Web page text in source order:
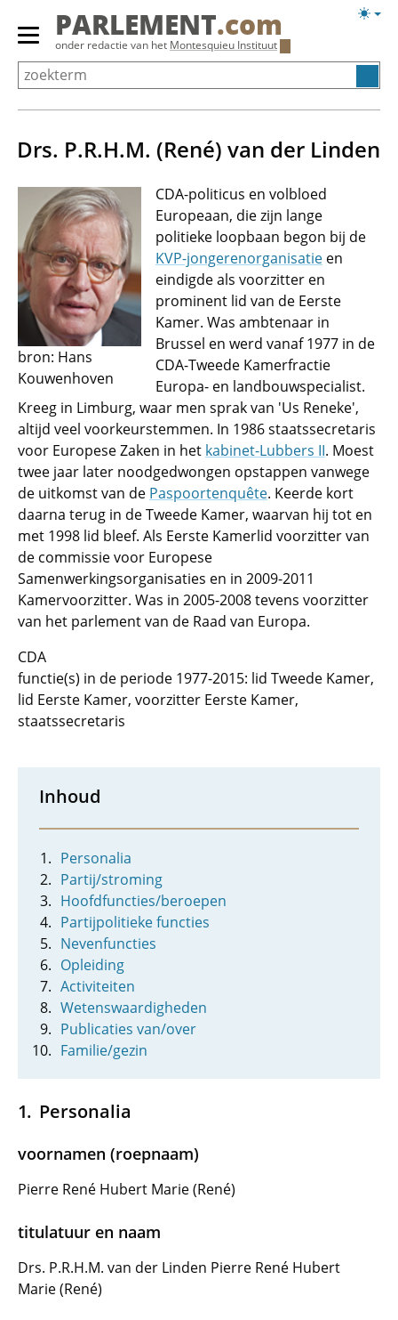
Overslaan
Primair
menu
tonen/verbergen
PARLEMENT.com
onder redactie van het Montesquieu Instituut
Drs. P.R.H.M. (René) van der Linden
bron: Hans
Kouwenhoven
CDA-politicus en volbloed
Europeaan, die zijn lange
politieke loopbaan begon bij de
KVP-jongerenorganisatie en
eindigde als voorzitter en
prominent lid van de Eerste
Kamer. Was ambtenaar in
Brussel en werd vanaf 1977 in de
CDA-Tweede Kamerfractie
Europa- en landbouwspecialist.
Kreeg in Limburg, waar men sprak van 'Us Reneke',
altijd veel voorkeurstemmen. In 1986 staatssecretaris
voor Europese Zaken in het kabinet-Lubbers II. Moest
twee jaar later noodgedwongen opstappen vanwege
de uitkomst van de Paspoortenquête. Keerde kort
daarna terug in de Tweede Kamer, waarvan hij tot en
met 1998 lid bleef. Als Eerste Kamerlid voorzitter van
de commissie voor Europese
Samenwerkingsorganisaties en in 2009-2011
Kamervoorzitter. Was in 2005-2008 tevens voorzitter
van het parlement van de Raad van Europa.
CDA
functie(s) in de periode 1977-2015: lid Tweede Kamer,
lid Eerste Kamer, voorzitter Eerste Kamer,
staatssecretaris
Inhoud
Personalia
Partij/stroming
Hoofdfuncties/beroepen
Partijpolitieke functies
Nevenfuncties
Opleiding
Activiteiten
Wetenswaardigheden
Publicaties van/over
Familie/gezin
Personalia
voornamen (roepnaam)
Pierre René Hubert Marie (René)
titulatuur en naam
Drs. P.R.H.M. van der Linden Pierre René Hubert
Marie (René)